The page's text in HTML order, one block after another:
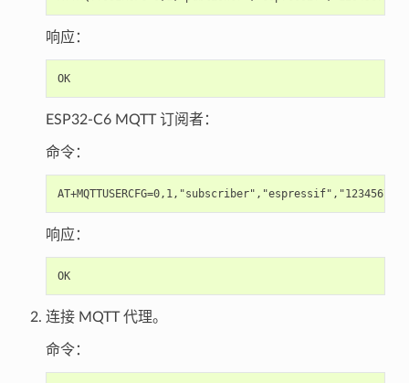
响应：
OK
ESP32-C6 MQTT 订阅者：
命令：
响应：
OK
连接 MQTT 代理。
命令：